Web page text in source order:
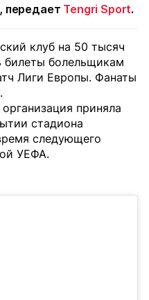
передает Tengri Sport.
клуб на 50 тысяч
билеты болельщикам
Лиги Европы. Фанаты
приняла
стадиона
следующего
УЕФА.